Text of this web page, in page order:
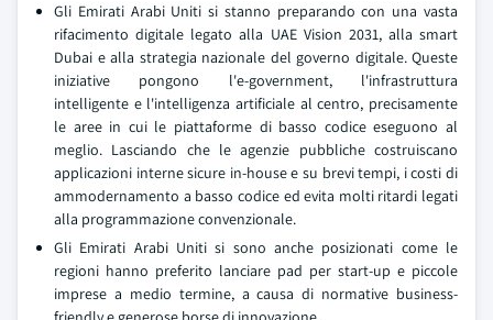
Gli Emirati Arabi Uniti si stanno preparando con una vasta
rifacimento digitale legato alla UAE Vision 2031, alla smart
Dubai e alla strategia nazionale del governo digitale. Queste
iniziative pongono l'e-government, l'infrastruttura
intelligente e l'intelligenza artificiale al centro, precisamente
le aree in cui le piattaforme di basso codice eseguono al
meglio. Lasciando che le agenzie pubbliche costruiscano
applicazioni interne sicure in-house e su brevi tempi, i costi di
ammodernamento a basso codice ed evita molti ritardi legati
alla programmazione convenzionale.
Gli Emirati Arabi Uniti si sono anche posizionati come le
regioni hanno preferito lanciare pad per start-up e piccole
imprese a medio termine, a causa di normative business-